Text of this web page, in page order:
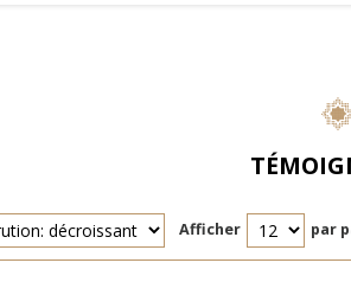
Afficher par